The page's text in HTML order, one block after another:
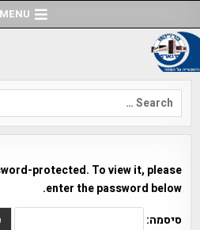
to
content
MENU
Search
for:
protected. To view it, please
enter the password below.
סיסמה: